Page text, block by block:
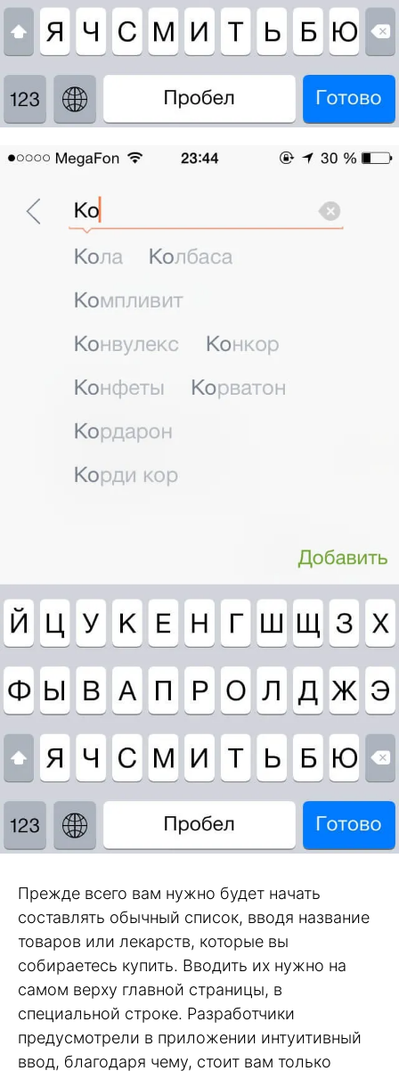
Прежде всего вам нужно будет начать
составлять обычный список, вводя название
товаров или лекарств, которые вы
собираетесь купить. Вводить их нужно на
самом верху главной страницы, в
специальной строке. Разработчики
предусмотрели в приложении интуитивный
ввод, благодаря чему, стоит вам только